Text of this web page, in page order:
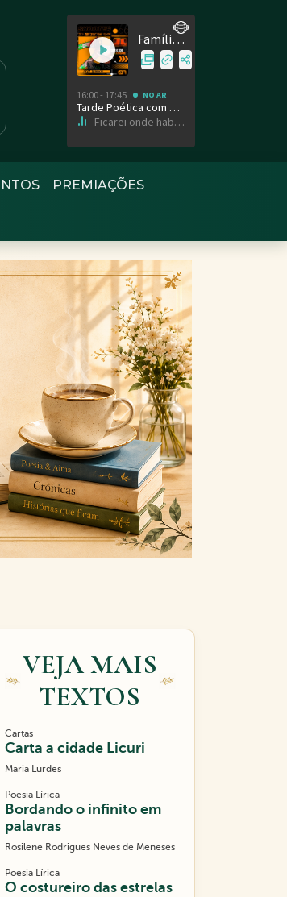
PREMIAÇÕES
Next
VEJA MAIS
TEXTOS
Cartas
Carta a cidade Licuri
Maria Lurdes
Poesia Lírica
Bordando o infinito em
palavras
Rosilene Rodrigues Neves de Meneses
Poesia Lírica
O costureiro das estrelas